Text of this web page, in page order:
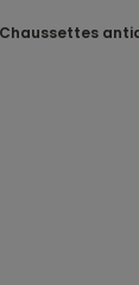
chaussettes